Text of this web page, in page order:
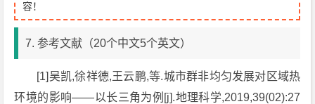
容！
7. 参考文献（20个中文5个英文）
[1]吴凯,徐祥德,王云鹏,等.城市群非均匀发展对区域热
环境的影响——以长三角为例[j].地理科学,2019,39(02):27